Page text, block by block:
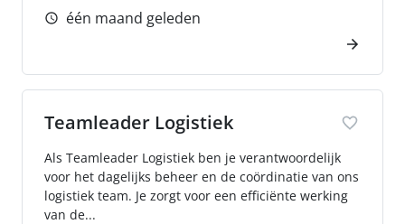
één maand geleden
Teamleader Logistiek
Als Teamleader Logistiek ben je verantwoordelijk
voor het dagelijks beheer en de coördinatie van ons
logistiek team. Je zorgt voor een efficiënte werking
van de...